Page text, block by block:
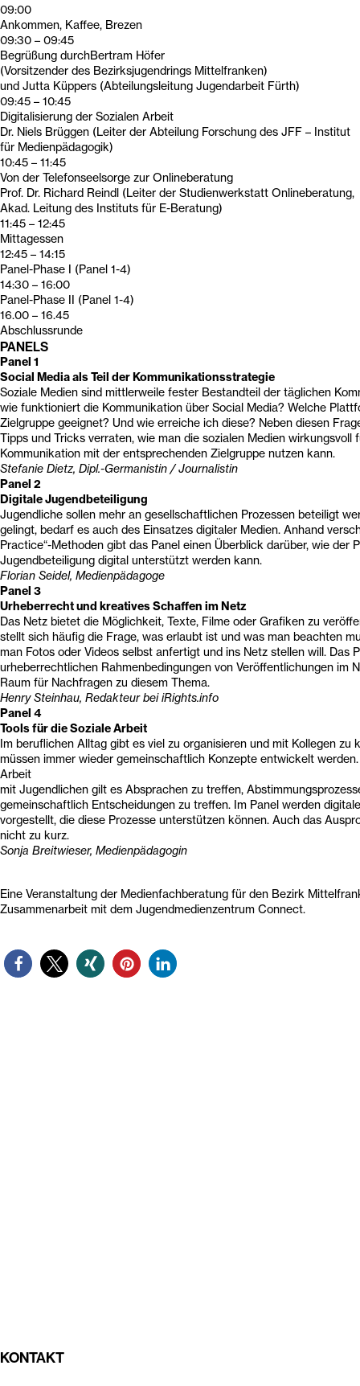
09:00
Ankommen, Kaffee, Brezen
09:30 – 09:45
Begrüßung durchBertram Höfer
(Vorsitzender des Bezirksjugendrings Mittelfranken)
und Jutta Küppers (Abteilungsleitung Jugendarbeit Fürth)
09:45 – 10:45
Digitalisierung der Sozialen Arbeit
Dr. Niels Brüggen (Leiter der Abteilung Forschung des JFF – Institut
für Medienpädagogik)
10:45 – 11:45
Von der Telefonseelsorge zur Onlineberatung
Prof. Dr. Richard Reindl (Leiter der Studienwerkstatt Onlineberatung,
Akad. Leitung des Instituts für E-Beratung)
11:45 – 12:45
Mittagessen
12:45 – 14:15
Panel-Phase I (Panel 1-4)
14:30 – 16:00
Panel-Phase II (Panel 1-4)
16.00 – 16.45
Abschlussrunde
PANELS
Panel 1
Social Media als Teil der Kommunikationsstrategie
Soziale Medien sind mittlerweile fester Bestandteil der täglichen
wie funktioniert die Kommunikation über Social Media? Welche
Zielgruppe geeignet? Und wie erreiche ich diese? Neben diesen
Tipps und Tricks verraten, wie man die sozialen Medien wirkungsvoll
Kommunikation mit der entsprechenden Zielgruppe nutzen kann.
Stefanie Dietz, Dipl.-Germanistin / Journalistin
Panel 2
Digitale Jugendbeteiligung
Jugendliche sollen mehr an gesellschaftlichen Prozessen beteiligt
gelingt, bedarf es auch des Einsatzes digitaler Medien. Anhand
Practice“-Methoden gibt das Panel einen Überblick darüber, wie der
Jugendbeteiligung digital unterstützt werden kann.
Florian Seidel, Medienpädagoge
Panel 3
Urheberrecht und kreatives Schaffen im Netz
Das Netz bietet die Möglichkeit, Texte, Filme oder Grafiken zu
stellt sich häufig die Frage, was erlaubt ist und was man beachten
man Fotos oder Videos selbst anfertigt und ins Netz stellen will. Das
urheberrechtlichen Rahmenbedingungen von Veröffentlichungen im
Raum für Nachfragen zu diesem Thema.
Henry Steinhau, Redakteur bei iRights.info
Panel 4
Tools für die Soziale Arbeit
Im beruflichen Alltag gibt es viel zu organisieren und mit Kollegen zu
müssen immer wieder gemeinschaftlich Konzepte entwickelt
Arbeit
mit Jugendlichen gilt es Absprachen zu treffen,
gemeinschaftlich Entscheidungen zu treffen. Im Panel werden
vorgestellt, die diese Prozesse unterstützen können. Auch das
nicht zu kurz.
Sonja Breitwieser, Medienpädagogin
Eine Veranstaltung der Medienfachberatung für den Bezirk
Zusammenarbeit mit dem Jugendmedienzentrum Connect.
KONTAKT